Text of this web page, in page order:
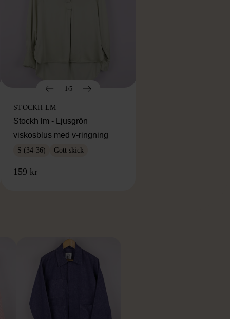
1/5
STOCKH LM
Stockh lm - Ljusgrön
viskosblus med v-ringning
S (34-36) Gott skick
159 kr